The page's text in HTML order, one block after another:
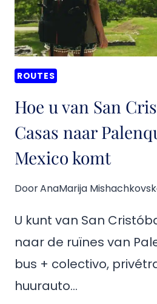
NAAR
MISOL-
HA,
MEXICO?
ROUTES
Hoe u van San
Casas naar
Mexico komt
DoorAnaMarija
U kunt van San
naar de ruïnes van
bus + colectivo,
huurauto…